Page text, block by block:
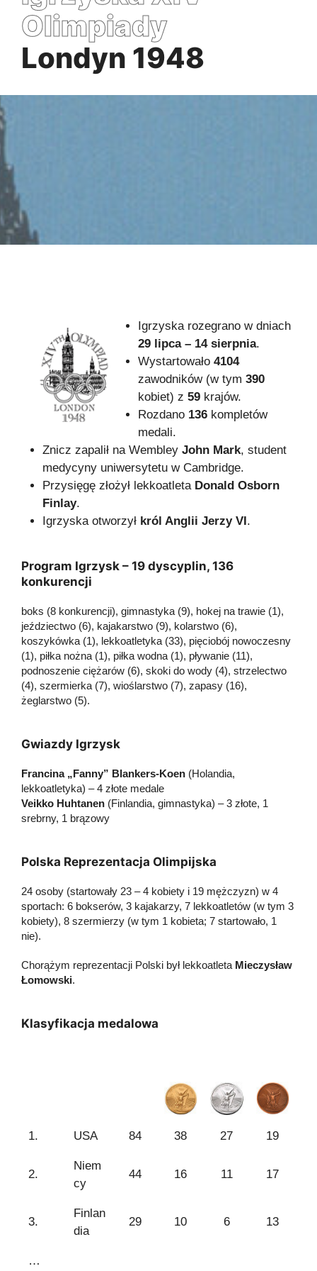
Olimpiady
Londyn 1948
Igrzyska rozegrano w dniach
29 lipca – 14 sierpnia.
Wystartowało 4104
zawodników (w tym 390
kobiet) z 59 krajów.
Rozdano 136 kompletów
medali.
Znicz zapalił na Wembley John Mark, student
medycyny uniwersytetu w Cambridge.
Przysięgę złożył lekkoatleta Donald Osborn
Finlay.
Igrzyska otworzył król Anglii Jerzy VI.
Program Igrzysk – 19 dyscyplin, 136
konkurencji
boks (8 konkurencji), gimnastyka (9), hokej na trawie (1),
jeździectwo (6), kajakarstwo (9), kolarstwo (6),
koszykówka (1), lekkoatletyka (33), pięciobój nowoczesny
(1), piłka nożna (1), piłka wodna (1), pływanie (11),
podnoszenie ciężarów (6), skoki do wody (4), strzelectwo
(4), szermierka (7), wioślarstwo (7), zapasy (16),
żeglarstwo (5).
Gwiazdy Igrzysk
Francina „Fanny” Blankers-Koen (Holandia,
lekkoatletyka) – 4 złote medale
Veikko Huhtanen (Finlandia, gimnastyka) – 3 złote, 1
srebrny, 1 brązowy
Polska Reprezentacja Olimpijska
24 osoby (startowały 23 – 4 kobiety i 19 mężczyzn) w 4
sportach: 6 bokserów, 3 kajakarzy, 7 lekkoatletów (w tym 3
kobiety), 8 szermierzy (w tym 1 kobieta; 7 startowało, 1
nie).
Chorążym reprezentacji Polski był lekkoatleta Mieczysław
Łomowski.
Klasyfikacja medalowa
1. USA 84 38 27 19
2.
Niem
cy
44 16 11 17
3.
Finlan
dia
29 10 6 13
…